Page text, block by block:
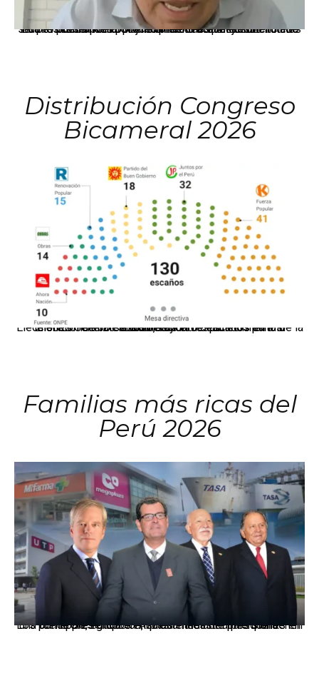
La presidenta Keiko Fujimori informó que la solicitud de indulto presentada por el expresidente Alejandro Toledo será evaluada por la Comisión de Gracias Presidenciales conforme al procedimiento establecido.
Distribución Congreso
Bicameral 2026
El JNE oficializó la distribución de escaños para la elección de 60 senadores y 130 diputados en las Elecciones Generales 2026, tras el restablecimiento de la Bicameralidad.
Familias más ricas del
Perú 2026
Los principales grupos empresariales del país mantienen una fuerte presencia en Áncash mediante inversiones en comercio, educación, salud e industria pesquera.